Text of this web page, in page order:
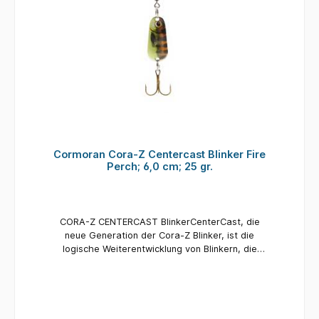
Gewicht: 6 gr. Inhalt: 1 Stück
Cormoran Cora-Z Centercast Blinker Fire
Perch; 6,0 cm; 25 gr.
CORA-Z CENTERCAST BlinkerCenterCast, die
neue Generation der Cora-Z Blinker, ist die
logische Weiterentwicklung von Blinkern, die